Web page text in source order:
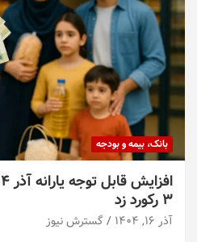
بانک، بیمه و بودجه
۳ رکورد زد
آذر ۱۶, ۱۴۰۴ گسترش نیوز